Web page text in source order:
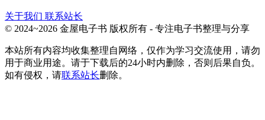
关于我们 联系站长
© 2024~2026 金屋电子书 版权所有 - 专注电子书整理与分享
本站所有内容均收集整理自网络，仅作为学习交流使用，请勿
用于商业用途。请于下载后的24小时内删除，否则后果自负。
如有侵权，请联系站长删除。